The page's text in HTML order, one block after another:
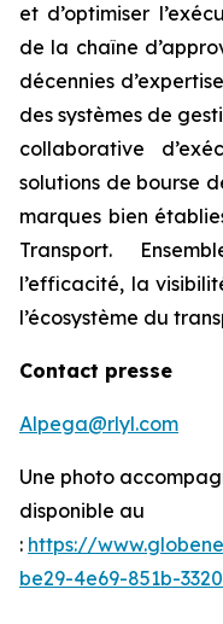
et d’optimiser
de la chaîne
décennies
des systèmes de
collaborative
solutions de bourse
marques bien
Transport.
l’efficacité, la
l’écosystème du
Contact presse
Alpega@rlyl.com
Une photo
disponible au
: https://
be29-4e69-851b-